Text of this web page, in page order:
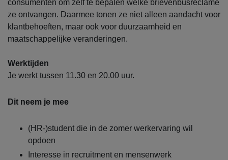
consumenten om zelf te bepalen welke brievenbusreclame
ze ontvangen. Daarmee tonen ze niet alleen aandacht voor
klantbehoeften, maar ook voor duurzaamheid en
maatschappelijke veranderingen.
Werktijden
Je werkt tussen 11.30 en 20.00 uur.
Dit neem je mee
(HR-)student die in de zomer werkervaring wil
opdoen
Interesse in recruitment en mensenwerk